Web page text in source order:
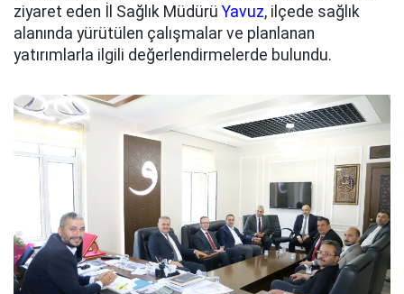
ziyaret eden İl Sağlık MüdürüYavuz, ilçede sağlık
alanında yürütülen çalışmalar ve planlanan
yatırımlarla ilgili değerlendirmelerde bulundu.